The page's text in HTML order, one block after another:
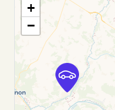
BUCHELAY, FR-78,
Voir l'agence
Free2Move Rent -
ROSNEENNE -
3 RUE DES FRERES
+
−